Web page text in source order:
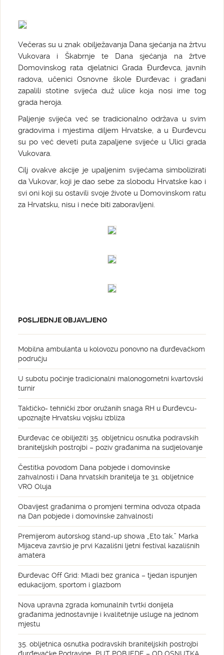
Večeras su u znak obilježavanja Dana sjećanja na žrtvu
Vukovara i Škabrnje te Dana sjećanja na žrtve
Domovinskog rata djelatnici Grada Đurđevca, javnih
radova, učenici Osnovne škole Đurđevac i građani
zapalili stotine svijeća duž ulice koja nosi ime tog
grada heroja.
Paljenje svijeća već se tradicionalno održava u svim
gradovima i mjestima diljem Hrvatske, a u Đurđevcu
su po već deveti puta zapaljene svijeće u Ulici grada
Vukovara.
Cilj ovakve akcije je upaljenim svijećama simbolizirati
da Vukovar, koji je dao sebe za slobodu Hrvatske kao i
svi oni koji su ostavili svoje živote u Domovinskom ratu
za Hrvatsku, nisu i neće biti zaboravljeni.
POSLJEDNJE OBJAVLJENO
Mobilna ambulanta u kolovozu ponovno na đurđevačkom
području
U subotu počinje tradicionalni malonogometni kvartovski
turnir
Taktičko- tehnički zbor oružanih snaga RH u Đurđevcu-
upoznajte Hrvatsku vojsku izbliza
Đurđevac će obilježiti 35. obljetnicu osnutka podravskih
braniteljskih postrojbi – poziv građanima na sudjelovanje
Čestitka povodom Dana pobjede i domovinske
zahvalnosti i Dana hrvatskih branitelja te 31. obljetnice
VRO Oluja
Obavijest građanima o promjeni termina odvoza otpada
na Dan pobjede i domovinske zahvalnosti
Premijerom autorskog stand-up showa „Eto tak.” Marka
Mijaceva završio je prvi Kazališni ljetni festival kazališnih
amatera
Đurđevac Off Grid: Mladi bez granica – tjedan ispunjen
edukacijom, sportom i glazbom
Nova upravna zgrada komunalnih tvrtki donijela
građanima jednostavnije i kvalitetnije usluge na jednom
mjestu
35. obljetnica osnutka podravskih braniteljskih postrojbi